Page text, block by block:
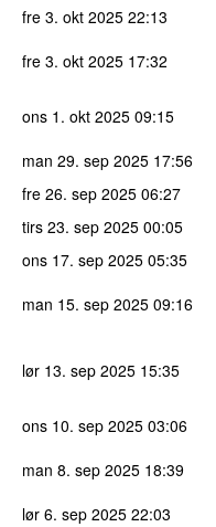
fre 3. okt 2025 22:13
fre 3. okt 2025 17:32
ons 1. okt 2025 09:15
man 29. sep 2025 17:56
fre 26. sep 2025 06:27
tirs 23. sep 2025 00:05
ons 17. sep 2025 05:35
man 15. sep 2025 09:16
lør 13. sep 2025 15:35
ons 10. sep 2025 03:06
man 8. sep 2025 18:39
lør 6. sep 2025 22:03